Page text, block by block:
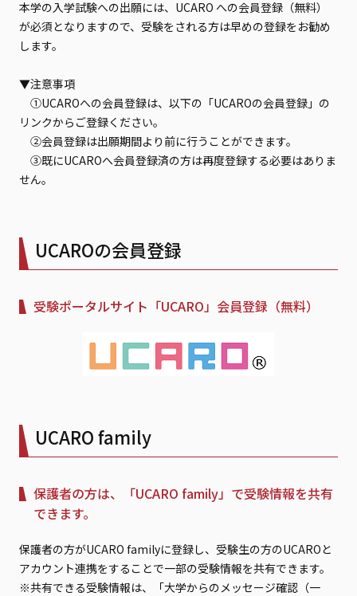
本学の入学試験への出願には、UCARO への会員登録（無料）
が必須となりますので、受験をされる方は早めの登録をお勧め
します。
▼注意事項
①UCAROへの会員登録は、以下の「UCAROの会員登録」の
リンクからご登録ください。
②会員登録は出願期間より前に行うことができます。
③既にUCAROへ会員登録済の方は再度登録する必要はありま
せん。
UCAROの会員登録
受験ポータルサイト「UCARO」会員登録（無料）
UCARO family
保護者の方は、「UCARO family」で受験情報を共有
できます。
保護者の方がUCARO familyに登録し、受験生の方のUCAROと
アカウント連携をすることで一部の受験情報を共有できます。
※共有できる受験情報は、「大学からのメッセージ確認（一